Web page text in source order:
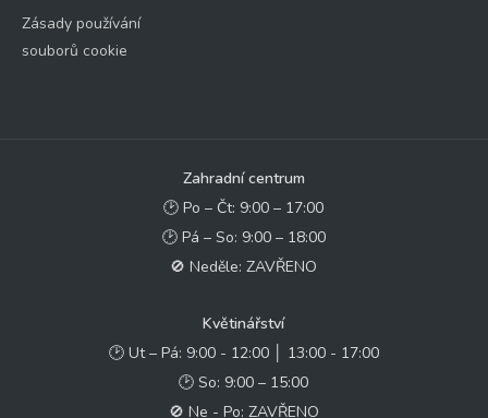
Zásady používání
souborů cookie
Zahradní centrum
🕑 Po – Čt: 9:00 – 17:00
🕑 Pá – So: 9:00 – 18:00
🚫 Neděle: ZAVŘENO
Květinářství
🕑 Ut – Pá: 9:00 - 12:00 │ 13:00 - 17:00
🕑 So: 9:00 – 15:00
🚫 Ne - Po: ZAVŘENO